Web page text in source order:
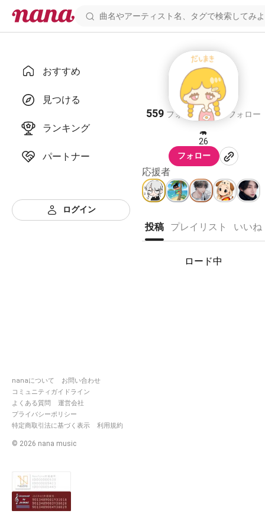
おすすめ
見つける
ランキング
パートナー
ログイン
nanaについて
お問い合わせ
コミュニティガイドライン
よくある質問
運営会社
プライバシーポリシー
特定商取引法に基づく表示
利用規約
© 2026 nana music
だしまき。
559 フォロワー388
フォロー
🦛
26
フォロー
応援者
投稿 プレイリスト いいね
ロード中